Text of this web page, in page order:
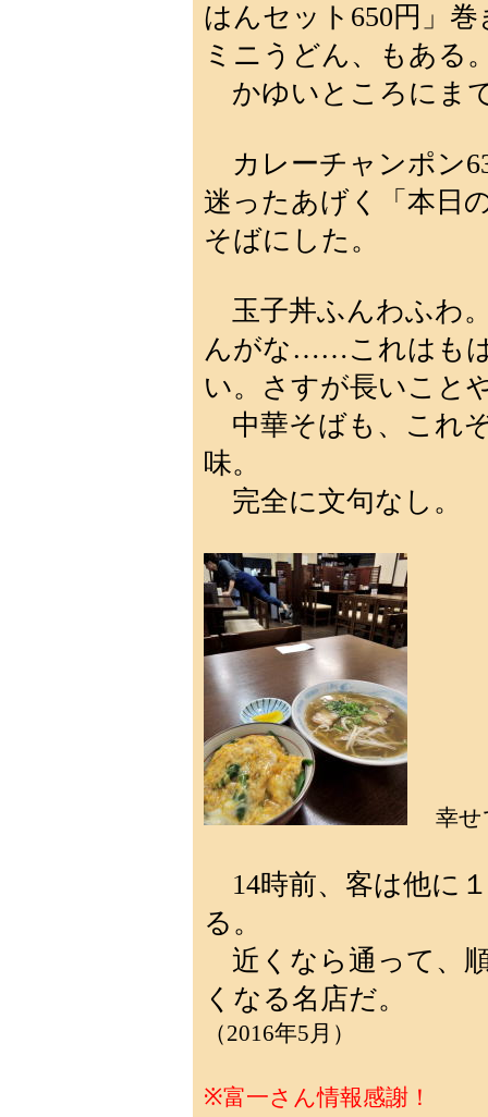
はんセット650円」
ミニうどん、もある
かゆいところにま
カレーチャンポン
迷ったあげく「本日
そばにした。
玉子丼ふんわふわ
んがな……これはも
い。さすが長いこと
中華そばも、これ
味。
完全に文句なし。
幸
14時前、客は他に
る。
近くなら通って、
くなる名店だ。
（2016年5月）
※富一さん情報感謝！